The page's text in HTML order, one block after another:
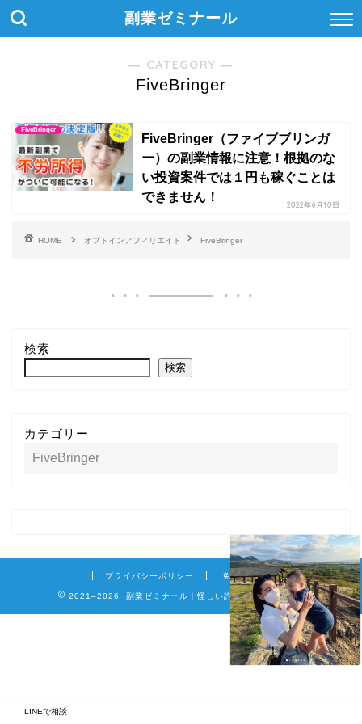
副業ゼミナール
― CATEGORY ―
FiveBringer
FiveBringer
FiveBringer（ファイブブリンガ
ー）の副業情報に注意！根拠のな
い投資案件では１円も稼ぐことは
できません！
2022年6月10日
HOME オプトインアフィリエイト FiveBringer
検索
検索
カテゴリー
プライバシーポリシー 免責事項
2021–2026 副業ゼミナール｜怪しい詐欺副業を徹底調査
LINEで相談